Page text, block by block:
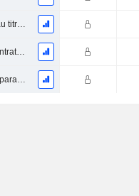
Charges d'intérêts imputées au titre des contrats de location
Amortissement imputé des contrats de location simple
Dépenses d'entretien et de réparation, total